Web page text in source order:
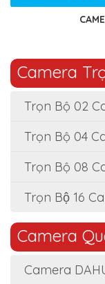
Camera
Trọn Bộ 02
Trọn Bộ 04
Trọn Bộ 08
Trọn Bộ 16
Camera
Camera